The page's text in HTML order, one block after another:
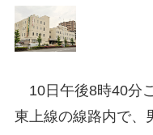
10日午後8時40分
東上線の線路内で、